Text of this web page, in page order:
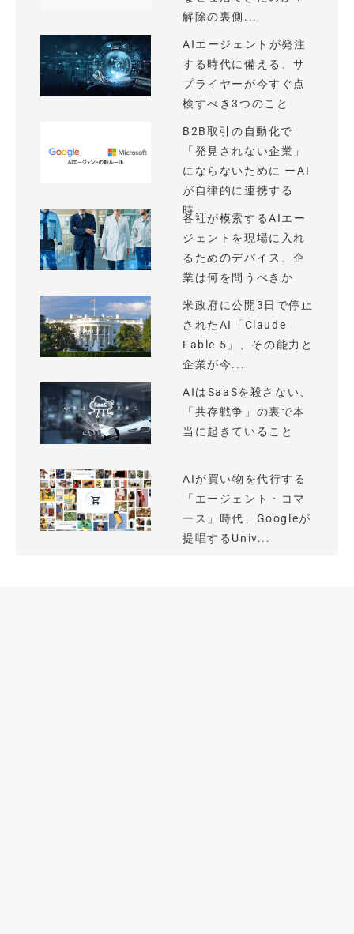
解除の裏側...
AIエージェントが発注
する時代に備える、サ
プライヤーが今すぐ点
検すべき3つのこと
B2B取引の自動化で
「発見されない企業」
にならないために ーAI
が自律的に連携する
時...
各社が模索するAIエー
ジェントを現場に入れ
るためのデバイス、企
業は何を問うべきか
米政府に公開3日で停止
されたAI「Claude
Fable 5」、その能力と
企業が今...
AIはSaaSを殺さない、
「共存戦争」の裏で本
当に起きていること
AIが買い物を代行する
「エージェント・コマ
ース」時代、Googleが
提唱するUniv...